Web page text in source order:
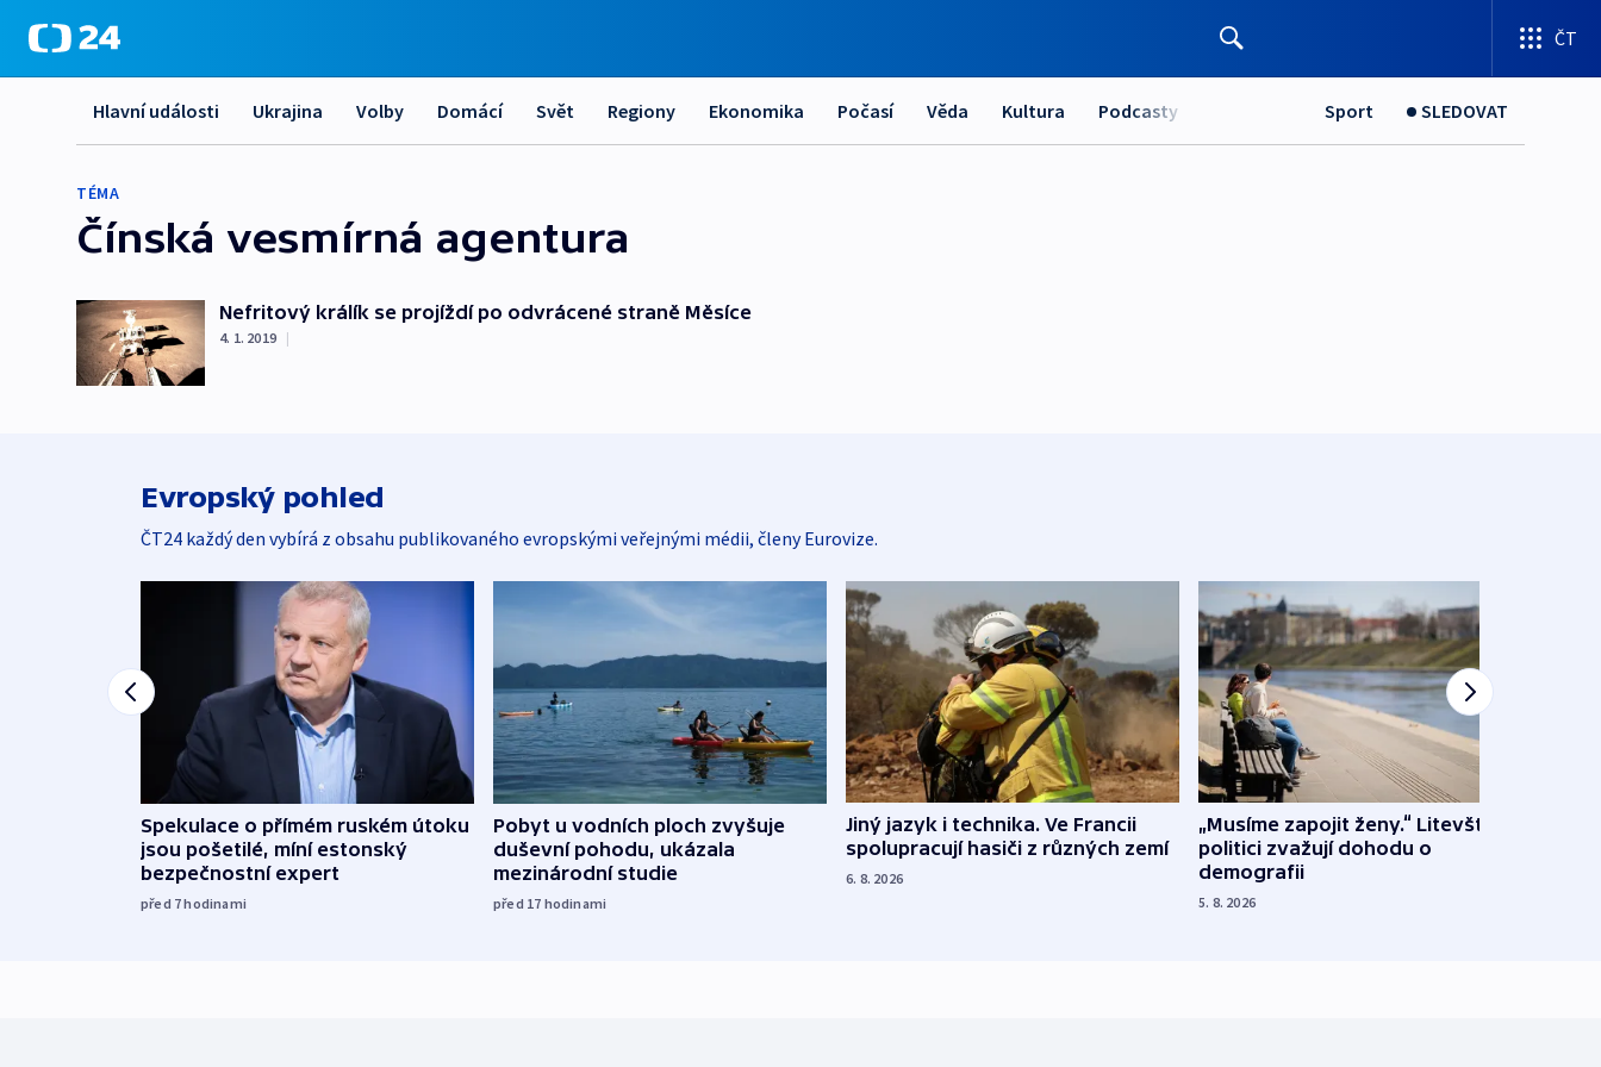
ČT
Hlavní události Ukrajina Volby Domácí Svět Regiony Ekonomika Počasí Věda Kultura Podcasty Sport SLEDOVAT
TÉMA
Čínská vesmírná agentura
Nefritový králík se projíždí po odvrácené straně Měsíce
4. 1. 2019 |
Evropský pohled
ČT24 každý den vybírá z obsahu publikovaného evropskými veřejnými médii, členy Eurovize.
Spekulace o přímém ruském útoku
jsou pošetilé, míní estonský
bezpečnostní expert
před 7hodinami
Pobyt u vodních ploch zvyšuje
duševní pohodu, ukázala
mezinárodní studie
před 17 hodinami
Jiný jazyk i technika. Ve Francii
spolupracují hasiči z různých zemí
6. 8. 2026
„Musíme zapojit ženy.“ Litevští
politici zvažují dohodu o
demografii
5. 8. 2026